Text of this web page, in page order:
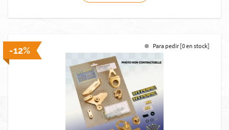
-12% Para pedir [0 en stock]